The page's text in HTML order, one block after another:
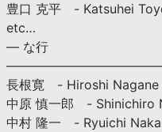
豊口 克平 - Katsuhei
etc…
— な行
長根寛 - Hiroshi Nagane
中原 慎一郎 - Shinichiro
中村 隆一 - Ryuichi